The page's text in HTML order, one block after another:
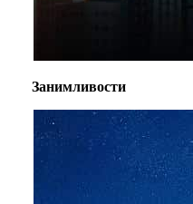
Занимливости